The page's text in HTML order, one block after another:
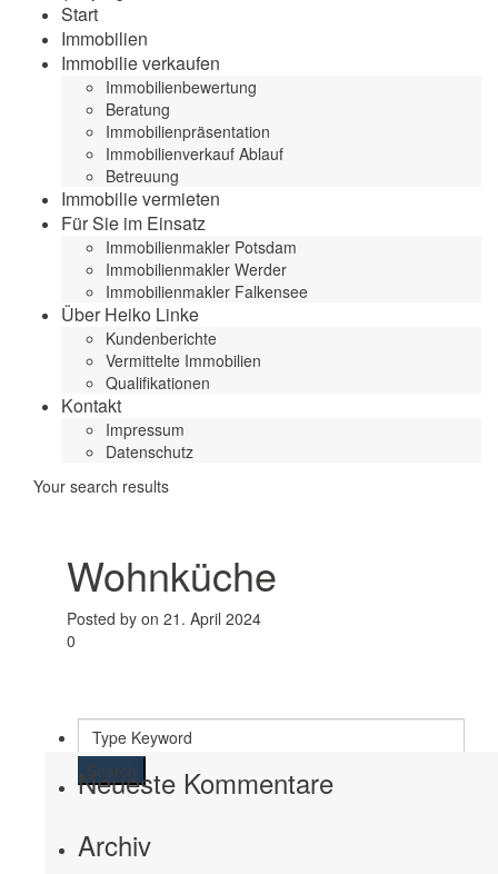
Start
Immobilien
Immobilie verkaufen
Immobilienbewertung
Beratung
Immobilienpräsentation
Immobilienverkauf Ablauf
Betreuung
Immobilie vermieten
Für Sie im Einsatz
Immobilienmakler Potsdam
Immobilienmakler Werder
Immobilienmakler Falkensee
Über Heiko Linke
Kundenberichte
Vermittelte Immobilien
Qualifikationen
Kontakt
Impressum
Datenschutz
Your search results
Wohnküche
Posted by on 21. April 2024
0
Search
Neueste Kommentare
Archiv